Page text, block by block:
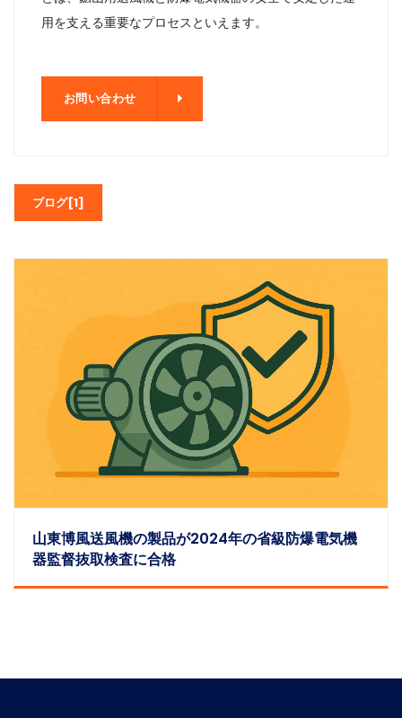
用を支える重要なプロセスといえます。
お問い合わせ
ブログ[1]
山東博風送風機の製品が2024年の省級防爆電気機
器監督抜取検査に合格